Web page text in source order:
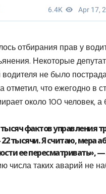
отбирания прав у
Некоторые
не было
что ежегодно в
около 100 человек,
тысяч фактов управления
тысячи. Я считаю, мера
ее пересматривать», —
числа таких аварий не